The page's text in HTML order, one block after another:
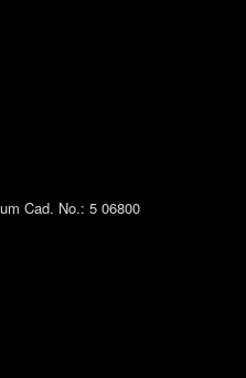
Cad. No.: 5 06800